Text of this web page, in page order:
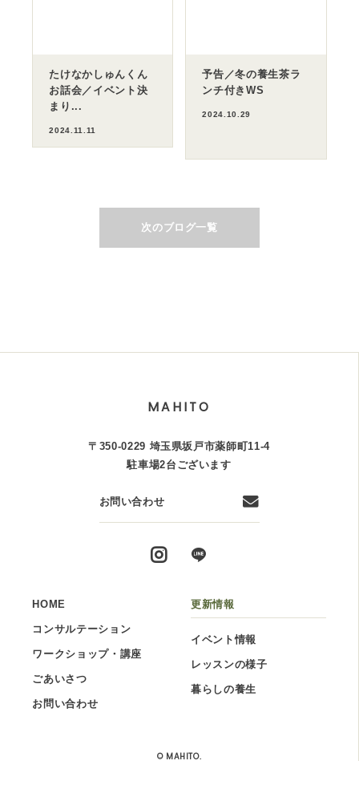
たけなかしゅんくん
お話会／イベント決
まり...
2024.11.11
予告／冬の養生茶ラ
ンチ付きWS
2024.10.29
次のブログ一覧
MAHITO
〒350-0229 埼玉県坂戸市薬師町11-4
駐車場2台ございます
お問い合わせ
HOME
コンサルテーション
ワークショップ・講座
ごあいさつ
お問い合わせ
更新情報
イベント情報
レッスンの様子
暮らしの養生
© MAHITO.